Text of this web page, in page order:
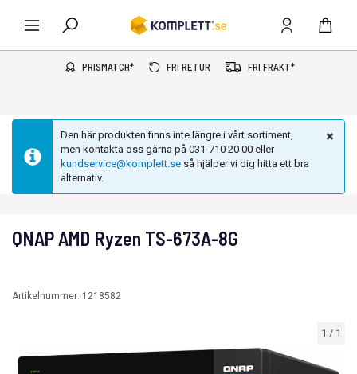
PRISMATCH* FRI RETUR FRI FRAKT*
Den här produkten finns inte längre i vårt sortiment,
men kontakta oss gärna på 031-710 20 00 eller
kundservice@komplett.se så hjälper vi dig hitta ett bra
alternativ.
1 / 1
QNAP AMD Ryzen TS-673A-8G
Artikelnummer: 1218582